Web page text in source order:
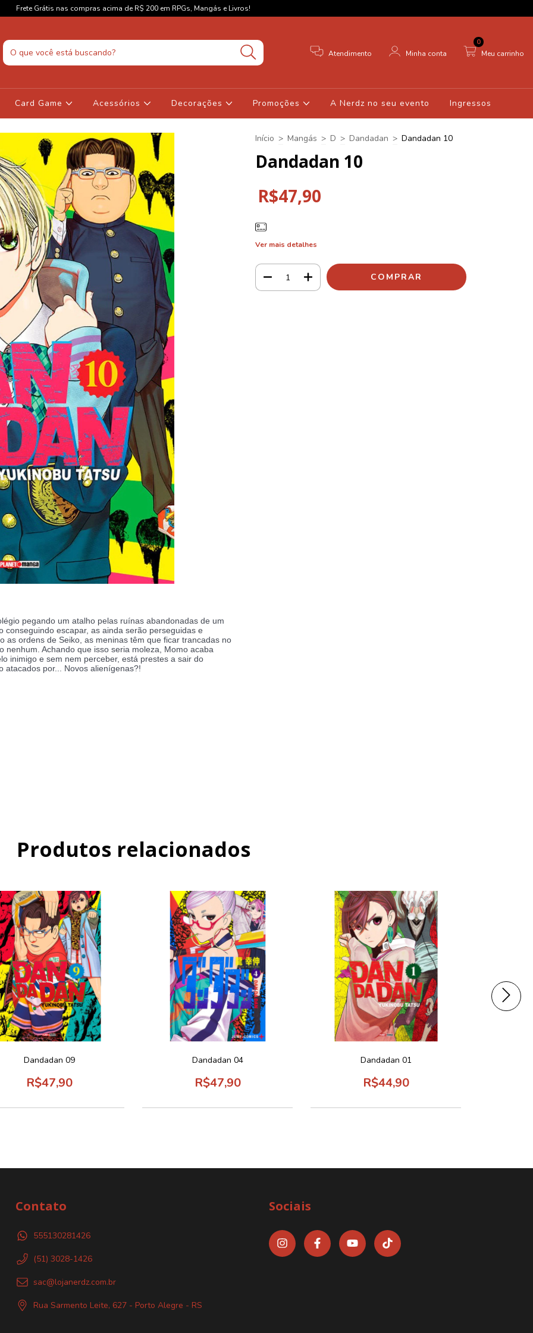
Frete Grátis nas compras acima de R$ 200 em RPGs, Mangás e Livros!
Atendimento Minha conta Meu carrinho
0
Card Game Acessórios Decorações Promoções A Nerdz no seu evento Ingressos
pegando um atalho pelas ruínas abandonadas de um
escapar, as ainda serão perseguidas e
as ordens de Seiko, as meninas têm que ficar trancadas no
Achando que isso seria moleza, Momo acaba
inimigo e sem nem perceber, está prestes a sair do
atacados por... Novos alienígenas?!
Início > Mangás > D > Dandadan > Dandadan 10
Dandadan 10
R$47,90
Ver mais detalhes
Produtos relacionados
Dandadan 09
R$47,90
Dandadan 04
R$47,90
Dandadan 01
R$44,90
Contato
555130281426
(51) 3028-1426
sac@lojanerdz.com.br
Rua Sarmento Leite, 627 - Porto Alegre - RS
Sociais